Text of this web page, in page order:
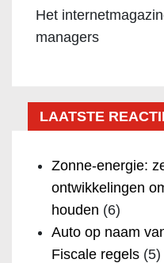
Het
managers
LAATSTE
Zonne-energie:
ontwikkelingen
houden (6)
Auto op naam
Fiscale regels (5)